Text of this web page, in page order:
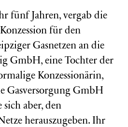
fünf Jahren, vergab die
für den
Gasnetzen an die
GmbH, eine Tochter der
Konzessionärin,
Gasversorgung GmbH
aber, den
herauszugeben. Ihr